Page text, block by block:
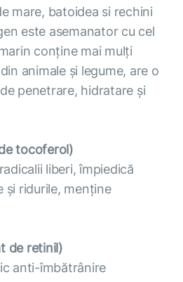
mare, batoidea si rechini
este asemanator cu cel
conține mai mulți
animale și legume, are o
penetrare, hidratare și
tocoferol)
liberi, împiedică
și ridurile, menține
de retinil)
anti-îmbătrânire